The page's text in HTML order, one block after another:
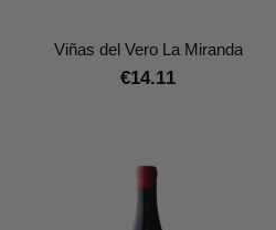
Viñas del Vero La Miranda
€14.11